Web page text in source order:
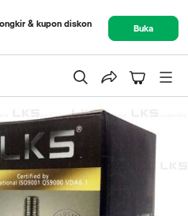
& kupon diskon
Buka